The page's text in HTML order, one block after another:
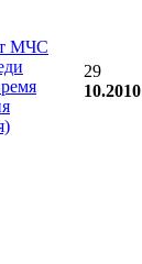
МЧС
29
10.2010